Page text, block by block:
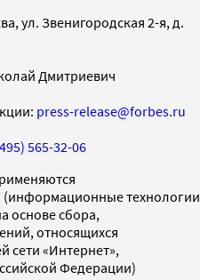
ул. Звенигородская 2-я, д.
Дмитриевич
press-release@forbes.ru
565-32-06
(информационные технологии
основе сбора,
относящихся
сети «Интернет»,
Федерации)